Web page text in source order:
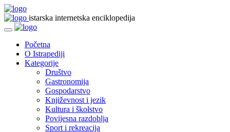
istarska internetska enciklopedija
Početna
O Istrapediji
Kategorije
Društvo
Gastronomija
Gospodarstvo
Književnost i jezik
Kultura i školstvo
Povijesna razdoblja
Sport i rekreacija